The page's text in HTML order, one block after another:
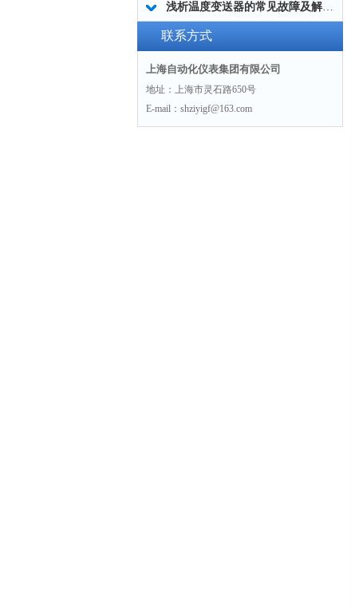
浅析温度变送器的常见故障及解决方法
联系方式
上海自动化仪表集团有限公司
地址：上海市灵石路650号
E-mail：shziyigf@163.com